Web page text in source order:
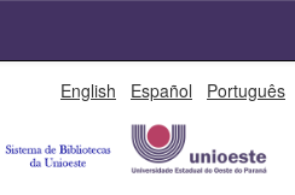
English Español Português